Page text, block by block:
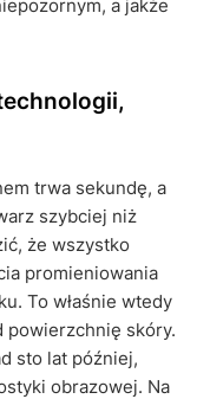
a jakże
trwa sekundę, a
szybciej niż
że wszystko
promieniowania
To właśnie wtedy
powierzchnię skóry.
sto lat później,
obrazowej. Na